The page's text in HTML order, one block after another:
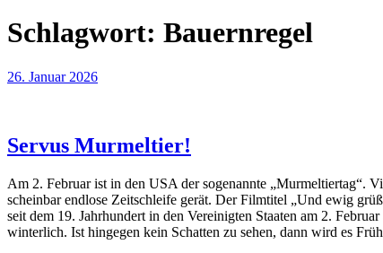
Schlagwort: Bauernregel
26. Januar 2026
Servus Murmeltier!
Am 2. Februar ist in den USA der sogenannte „Murmeltiertag“.
scheinbar endlose Zeitschleife gerät. Der Filmtitel „Und ewig
seit dem 19. Jahrhundert in den Vereinigten Staaten am 2.
winterlich. Ist hingegen kein Schatten zu sehen, dann wird es